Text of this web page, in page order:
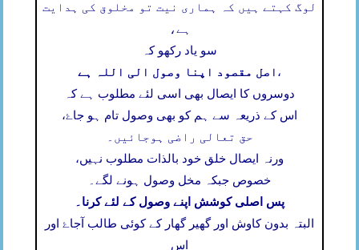
لوگ کہتے ہیں کہ ہماری نیت تو مخلوق کی ہدایت
ہے،
سو یاد رکھو کہ
اصل مقصود اپنا وصول الی اللہ ہے ،
دوسروں کا ایصال بھی اسی لئے مطلوب ہے کہ
اس کے ذریعہ سے ہم کو بھی وصول تام ہو جاۓ،
حق تعالی راضی ہوجائیں۔
ورنہ ایصال خلق خود بالذات مطلوب نہیں،
خصوص جبکہ مخل وصول ہونے لگے۔
پس اصلی کوشش اپنے وصول کے لئے کرنا۔
البتہ بدون کاوش اور گھیر گھار کے کوئی طالب آجاۓ اور
اس